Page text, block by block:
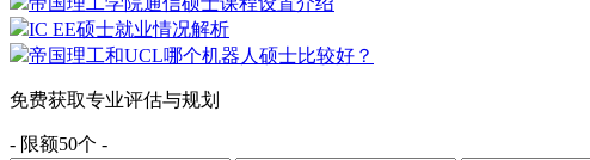
IC EE硕士就业情况解析
帝国理工和UCL哪个机器人硕士比较好？
免费获取专业评估与规划
- 限额50个 -